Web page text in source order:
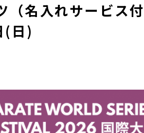
（名入れサービス付
(日)